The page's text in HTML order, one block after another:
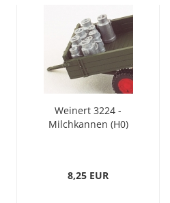
Weinert 3224 -
Milchkannen (H0)
8,25 EUR